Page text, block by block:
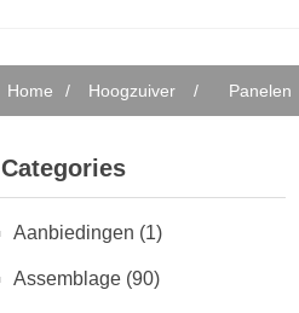
Home / Hoogzuiver / Panelen
Categories
Aanbiedingen (1)
Assemblage (90)